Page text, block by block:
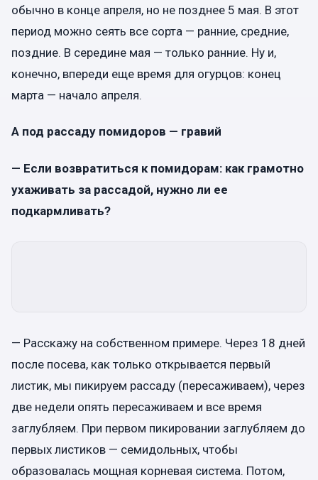
обычно в конце апреля, но не позднее 5 мая. В этот
период можно сеять все сорта — ранние, средние,
поздние. В середине мая — только ранние. Ну и,
конечно, впереди еще время для огурцов: конец
марта — начало апреля.
А под рассаду помидоров — гравий
— Если возвратиться к помидорам: как грамотно
ухаживать за рассадой, нужно ли ее
подкармливать?
— Расскажу на собственном примере. Через 18 дней
после посева, как только открывается первый
листик, мы пикируем рассаду (пересаживаем), через
две недели опять пересаживаем и все время
заглубляем. При первом пикировании заглубляем до
первых листиков — семидольных, чтобы
образовалась мощная корневая система. Потом,